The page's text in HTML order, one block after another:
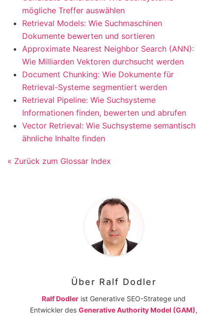
mögliche Treffer auswählen
Retrieval Models: Wie Suchmaschinen
Dokumente bewerten und sortieren
Approximate Nearest Neighbor Search (ANN):
Wie Milliarden Vektoren durchsucht werden
Document Chunking: Wie Dokumente für
Retrieval-Systeme segmentiert werden
Retrieval Pipeline: Wie Suchsysteme
Informationen finden, bewerten und abrufen
Vector Retrieval: Wie Suchsysteme semantisch
ähnliche Inhalte finden
« Zurück zum Glossar Index
Über Ralf Dodler
Ralf Dodler ist Generative SEO-Stratege und
Entwickler des Generative Authority Model (GAM),